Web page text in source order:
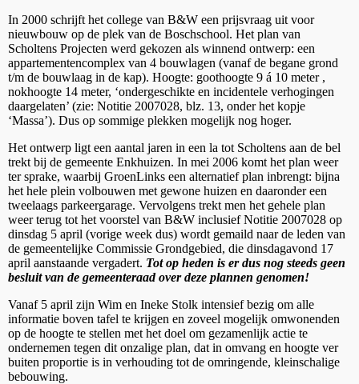
In 2000 schrijft het college van B&W een prijsvraag uit voor
nieuwbouw op de plek van de Boschschool. Het plan van
Scholtens Projecten werd gekozen als winnend ontwerp: een
appartementencomplex van 4 bouwlagen (vanaf de begane grond
t/m de bouwlaag in de kap). Hoogte: goothoogte 9 á 10 meter ,
nokhoogte 14 meter, ‘ondergeschikte en incidentele verhogingen
daargelaten’ (zie: Notitie 2007028, blz. 13, onder het kopje
‘Massa’). Dus op sommige plekken mogelijk nog hoger.
Het ontwerp ligt een aantal jaren in een la tot Scholtens aan de bel
trekt bij de gemeente Enkhuizen. In mei 2006 komt het plan weer
ter sprake, waarbij GroenLinks een alternatief plan inbrengt: bijna
het hele plein volbouwen met gewone huizen en daaronder een
tweelaags parkeergarage. Vervolgens trekt men het gehele plan
weer terug tot het voorstel van B&W inclusief Notitie 2007028 op
dinsdag 5 april (vorige week dus) wordt gemaild naar de leden van
de gemeentelijke Commissie Grondgebied, die dinsdagavond 17
april aanstaande vergadert. Tot op heden is er dus nog steeds geen
besluit van de gemeenteraad over deze plannen genomen!
Vanaf 5 april zijn Wim en Ineke Stolk intensief bezig om alle
informatie boven tafel te krijgen en zoveel mogelijk omwonenden
op de hoogte te stellen met het doel om gezamenlijk actie te
ondernemen tegen dit onzalige plan, dat in omvang en hoogte ver
buiten proportie is in verhouding tot de omringende, kleinschalige
bebouwing.